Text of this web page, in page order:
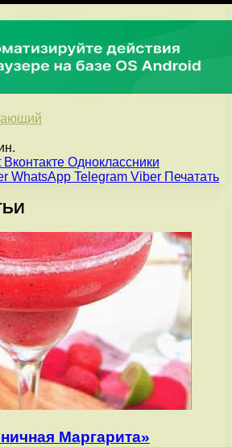
Вконтакте Одноклассники
WhatsApp Telegram Viber Печатать
Маргарита»